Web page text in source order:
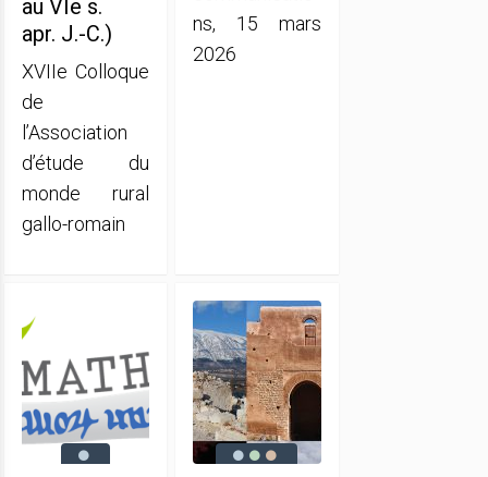
au VIe s.
apr. J.-C.)
XVIIe Colloque
de
l’Association
d’étude du
monde rural
gallo-romain
ns, 15 mars
2026